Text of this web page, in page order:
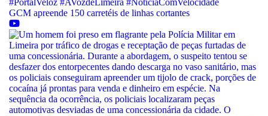
GCM apreende 150 carretéis de linhas cortantes